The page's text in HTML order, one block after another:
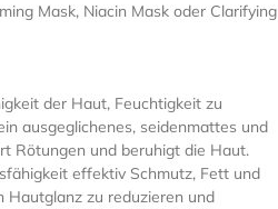
Mask, Niacin Mask oder Clarifying
der Haut, Feuchtigkeit zu
ausgeglichenes, seidenmattes und
Rötungen und beruhigt die Haut.
effektiv Schmutz, Fett und
Hautglanz zu reduzieren und